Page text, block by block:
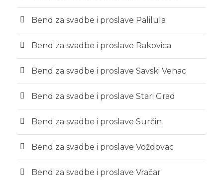
Bend za svadbe i proslave Palilula
Bend za svadbe i proslave Rakovica
Bend za svadbe i proslave Savski Venac
Bend za svadbe i proslave Stari Grad
Bend za svadbe i proslave Surčin
Bend za svadbe i proslave Voždovac
Bend za svadbe i proslave Vračar